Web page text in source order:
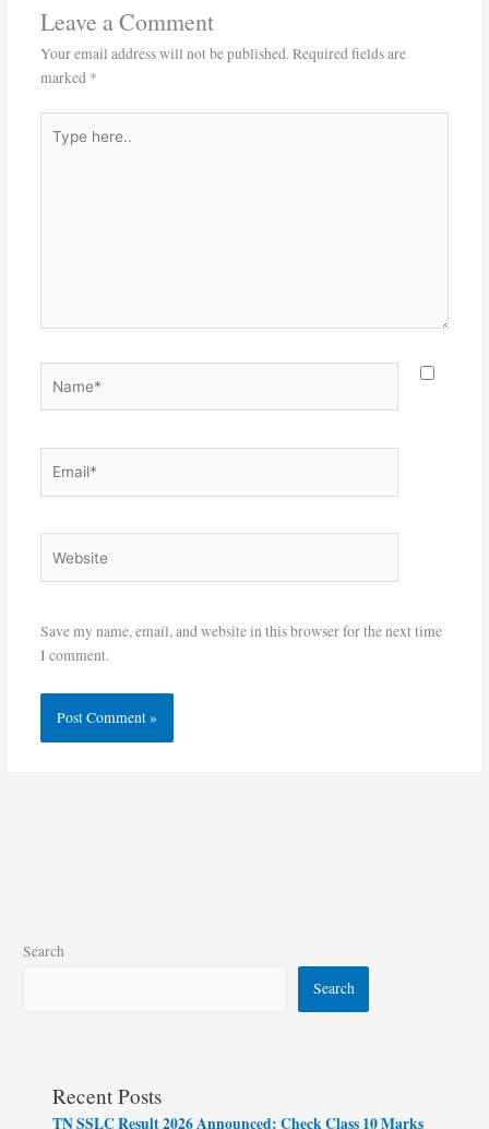
Leave a Comment
Your email address will not be published.Required fields are
marked *
here..
Save my name, email, and website in this browser for the next time
I comment.
Search
Search
Recent Posts
TN SSLC Result 2026 Announced: Check Class 10 Marks